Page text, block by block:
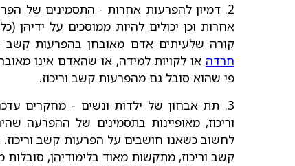
2. דמיון להפרעות אחרות - התסמינים של
אחרות וכן יכולים להיות ממוסכים על
קורה שלעיתים אדם מאובחן בהפרעות קשב
חרדה או לקויות למידה, או שהאדם אינו
פי שהוא סובל גם מהפרעות קשב וריכוז.
3. תת אבחון של ילדות ונשים - מחקרים
וריכוז, מאופיינות בתסמינים של ההפרעה
לחשוב כשאנו חושבים על הפרעות קשב
קשב וריכוז, מתקשות מאוד בלימודיהן, סובלות